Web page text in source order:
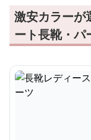
激安カラーが
ート長靴・パ